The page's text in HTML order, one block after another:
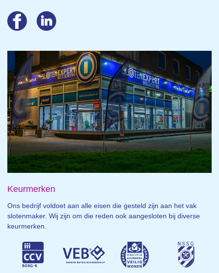
Keurmerken
Ons bedrijf voldoet aan alle eisen die gesteld zijn aan het vak
slotenmaker. Wij zijn om die reden ook aangesloten bij diverse
keurmerken.